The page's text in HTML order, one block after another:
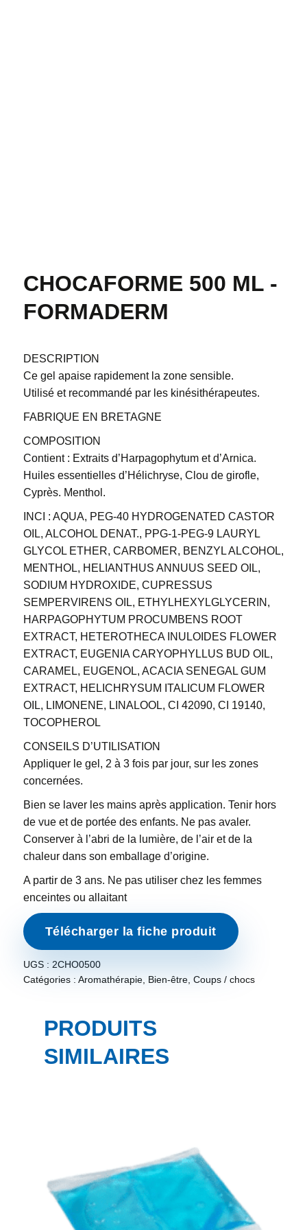
CHOCAFORME 500 ML -
FORMADERM
DESCRIPTION
Ce gel apaise rapidement la zone sensible.
Utilisé et recommandé par les kinésithérapeutes.
FABRIQUE EN BRETAGNE
COMPOSITION
Contient : Extraits d’Harpagophytum et d’Arnica.
Huiles essentielles d’Hélichryse, Clou de girofle,
Cyprès. Menthol.
INCI : AQUA, PEG-40 HYDROGENATED CASTOR
OIL, ALCOHOL DENAT., PPG-1-PEG-9 LAURYL
GLYCOL ETHER, CARBOMER, BENZYL ALCOHOL,
MENTHOL, HELIANTHUS ANNUUS SEED OIL,
SODIUM HYDROXIDE, CUPRESSUS
SEMPERVIRENS OIL, ETHYLHEXYLGLYCERIN,
HARPAGOPHYTUM PROCUMBENS ROOT
EXTRACT, HETEROTHECA INULOIDES FLOWER
EXTRACT, EUGENIA CARYOPHYLLUS BUD OIL,
CARAMEL, EUGENOL, ACACIA SENEGAL GUM
EXTRACT, HELICHRYSUM ITALICUM FLOWER
OIL, LIMONENE, LINALOOL, CI 42090, CI 19140,
TOCOPHEROL
CONSEILS D’UTILISATION
Appliquer le gel, 2 à 3 fois par jour, sur les zones
concernées.
Bien se laver les mains après application. Tenir hors
de vue et de portée des enfants. Ne pas avaler.
Conserver à l’abri de la lumière, de l’air et de la
chaleur dans son emballage d’origine.
A partir de 3 ans. Ne pas utiliser chez les femmes
enceintes ou allaitant
Télécharger la fiche produit
UGS : 2CHO0500
Catégories : Aromathérapie, Bien-être, Coups / chocs
PRODUITS
SIMILAIRES